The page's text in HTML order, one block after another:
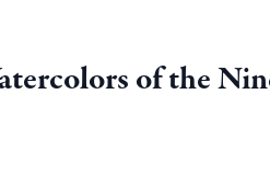
of the